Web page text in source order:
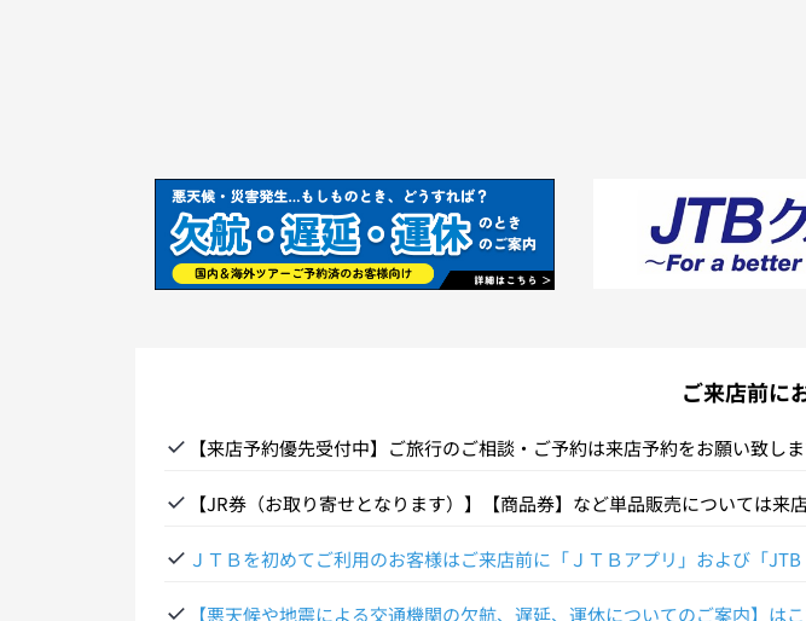
ご来店前に
【来店予約優先受付中】ご旅行のご相談・ご予約は来店予約をお願い致しま
【JR券（お取り寄せとなります）】【商品券】など単品販売については来
ＪＴＢを初めてご利用のお客様はご来店前に「ＪＴＢアプリ」および「
【悪天候や地震による交通機関の欠航、遅延、運休についてのご案内】は